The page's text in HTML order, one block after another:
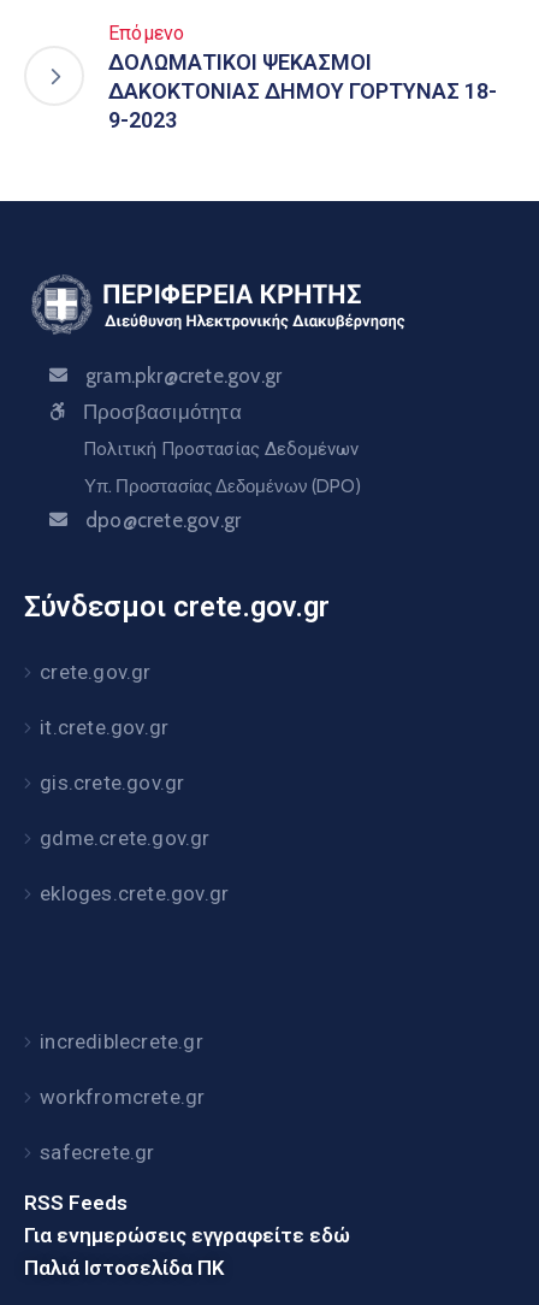
Επόμενο
ΔΟΛΩΜΑΤΙΚΟΙ ΨΕΚΑΣΜΟΙ
ΔΑΚΟΚΤΟΝΙΑΣ ΔΗΜΟΥ ΓΟΡΤΥΝΑΣ 18-
9-2023
gram.pkr@crete.gov.gr
Προσβασιμότητα
Πολιτική Προστασίας Δεδομένων
Υπ. Προστασίας Δεδομένων (DPO)
dpo@crete.gov.gr
Σύνδεσμοι crete.gov.gr
crete.gov.gr
it.crete.gov.gr
gis.crete.gov.gr
gdme.crete.gov.gr
ekloges.crete.gov.gr
incrediblecrete.gr
workfromcrete.gr
safecrete.gr
RSS Feeds
Για ενημερώσεις εγγραφείτε εδώ
Παλιά Ιστοσελίδα ΠΚ